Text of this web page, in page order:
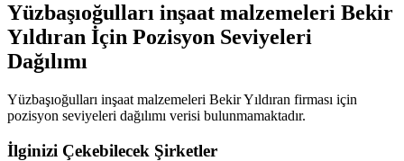
Yüzbaşıoğulları inşaat malzemeleri Bekir
Yıldıran İçin Pozisyon Seviyeleri
Dağılımı
Yüzbaşıoğulları inşaat malzemeleri Bekir Yıldıran firması için
pozisyon seviyeleri dağılımı verisi bulunmamaktadır.
İlginizi Çekebilecek Şirketler